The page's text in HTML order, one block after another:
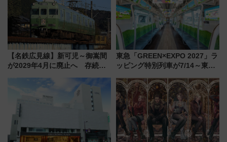
【名鉄広見線】新可児～御嵩間
が2029年4月に廃止へ 存続協
東急「GREEN×EXPO 2027」ラ
ッピング特別列車が7/14～東
ー！ 注目の編成やデザインまと
め